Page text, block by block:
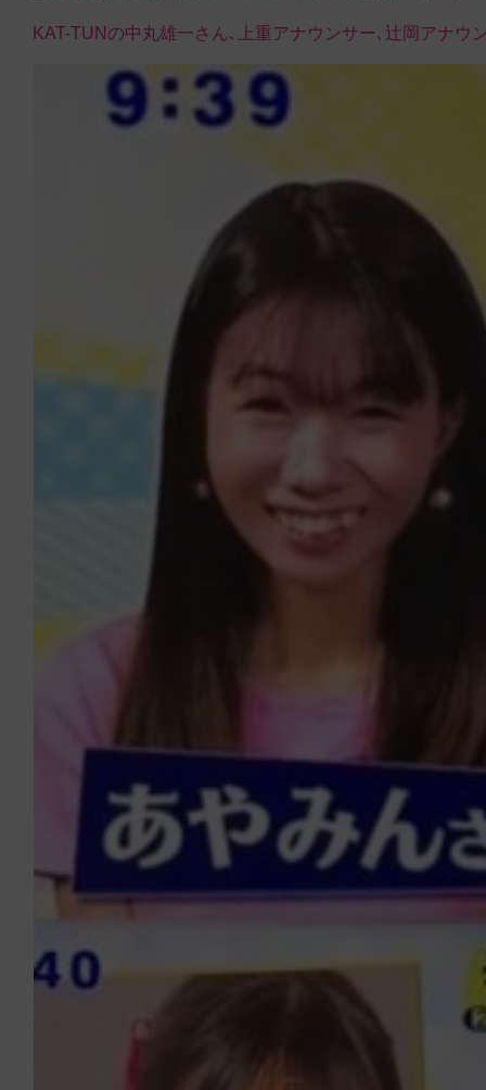
KAT-TUNの中丸雄一さん､上重アナウンサー､辻岡アナウ